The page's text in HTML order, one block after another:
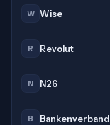
W Wise
R Revolut
N N26
B Bankenverband